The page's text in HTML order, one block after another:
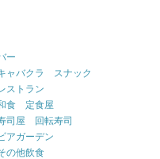
ー
ャバクラ スナック
ストラン
食 定食屋
司屋 回転寿司
アガーデン
の他飲食